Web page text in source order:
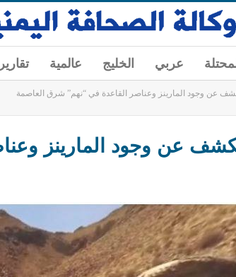
عربي الخليج عالمية تقارير
عن وجود المارينز وعناصر القاعدة في “نهم” شرق العاصمة
تكشف عن وجود المارينز